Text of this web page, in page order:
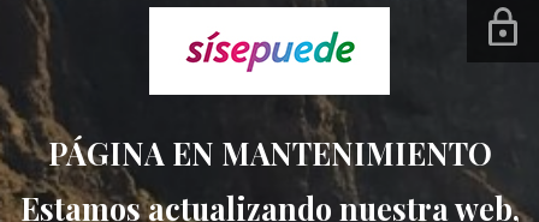
PÁGINA EN MANTENIMIENTO
Estamos actualizando nuestra web,